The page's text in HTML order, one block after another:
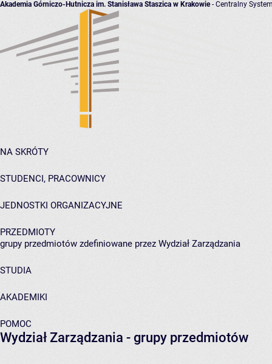
Akademia Górniczo-Hutnicza im. Stanisława Staszica w Krakowie- Centralny
NA SKRÓTY
STUDENCI, PRACOWNICY
JEDNOSTKI ORGANIZACYJNE
PRZEDMIOTY
grupy przedmiotów zdefiniowane przez Wydział Zarządzania
STUDIA
AKADEMIKI
POMOC
Wydział Zarządzania - grupy przedmiotów